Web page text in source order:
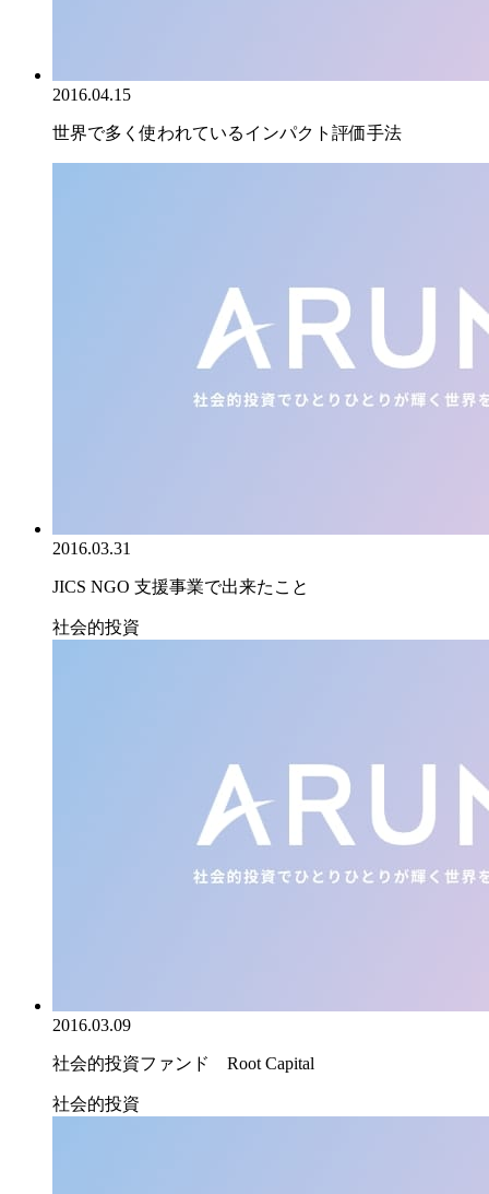
2016.04.15
世界で多く使われているインパクト評価手法
2016.03.31
JICS NGO 支援事業で出来たこと
社会的投資
2016.03.09
社会的投資ファンド Root Capital
社会的投資